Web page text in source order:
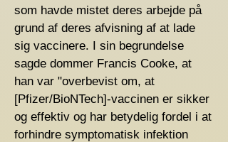
som havde mistet deres arbejde på
grund af deres afvisning af at lade
sig vaccinere. I sin begrundelse
sagde dommer Francis Cooke, at
han var "overbevist om, at
[Pfizer/BioNTech]-vaccinen er sikker
og effektiv og har betydelig fordel i at
forhindre symptomatisk infektion